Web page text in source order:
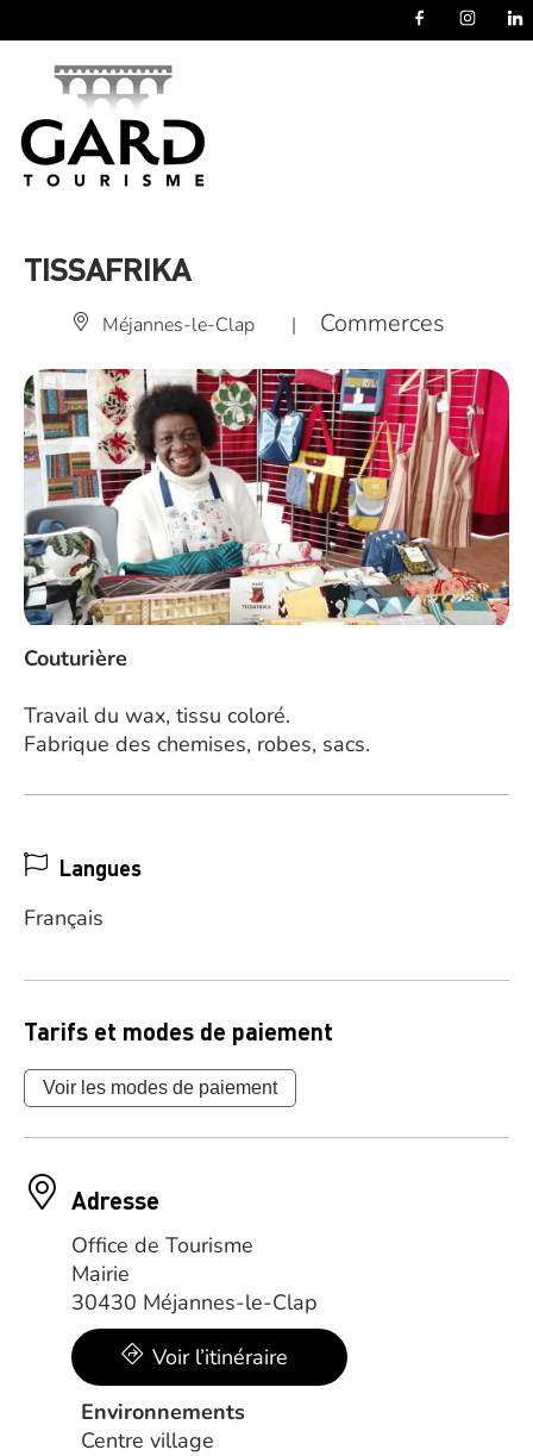
TISSAFRIKA
Méjannes-le-Clap | Commerces
Couturière
Travail du wax, tissu coloré.
Fabrique des chemises, robes, sacs.
Langues
Français
Tarifs et modes de paiement
Voir les modes de paiement
Adresse
Office de Tourisme
Mairie
30430 Méjannes-le-Clap
Voir l’itinéraire
Environnements
Centre village